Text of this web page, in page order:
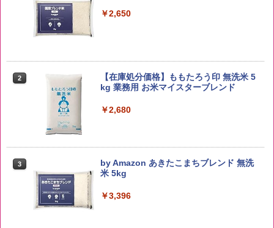
￥2,650
2
【在庫処分価格】ももたろう印 無洗米 5
kg 業務用 お米マイスターブレンド
￥2,680
3
by Amazon あきたこまちブレンド 無洗
米 5kg
￥3,396